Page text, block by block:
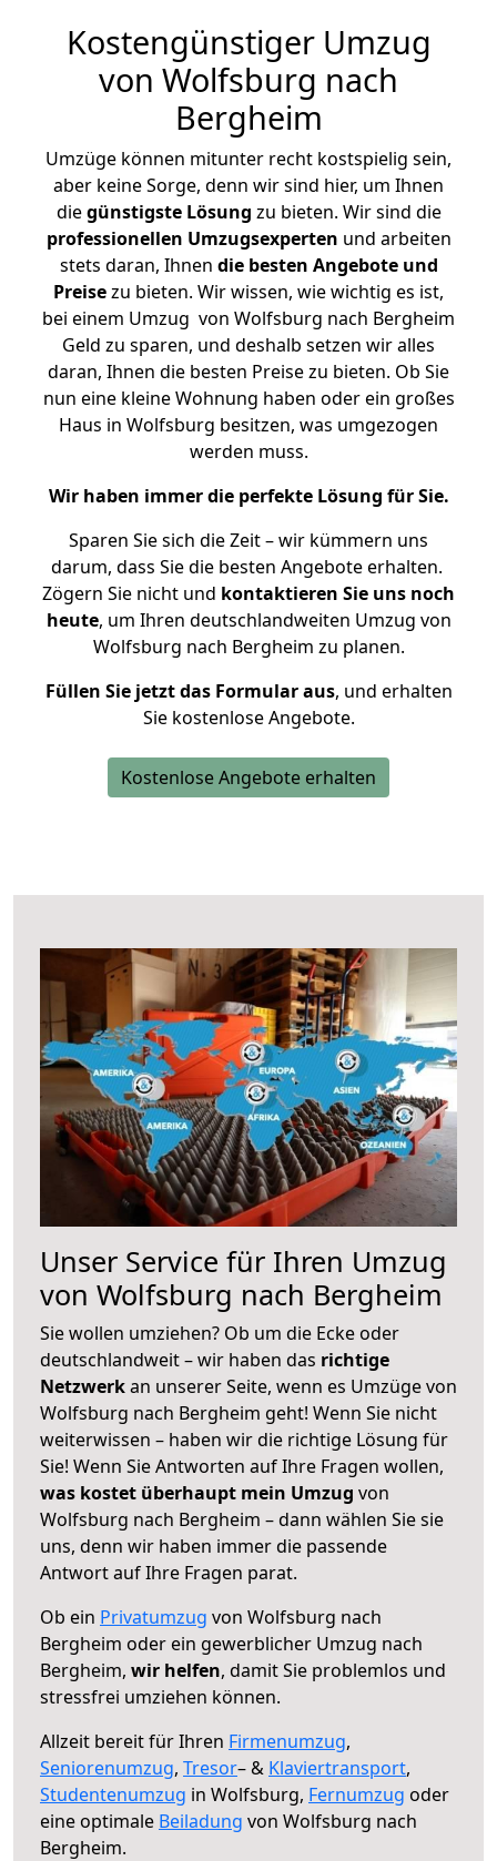
Kostengünstiger Umzug
von Wolfsburg nach
Bergheim
Umzüge können mitunter recht kostspielig sein,
aber keine Sorge, denn wir sind hier, um Ihnen
diegünstigste Lösung zu bieten. Wir sind die
professionellen Umzugsexperten und arbeiten
stets daran, Ihnen die besten Angebote und
Preisezu bieten. Wir wissen, wie wichtig es ist,
bei einem Umzug von Wolfsburg nach Bergheim
Geld zu sparen, und deshalb setzen wir alles
daran, Ihnen die besten Preise zu bieten. Ob Sie
nun eine kleine Wohnung haben oder ein großes
Haus in Wolfsburg besitzen, was umgezogen
werden muss.
Wir haben immer die perfekte Lösung für Sie.
Sparen Sie sich die Zeit – wir kümmern uns
darum, dass Sie die besten Angebote erhalten.
Zögern Sie nicht und kontaktieren Sie uns noch
heute, um Ihren deutschlandweiten Umzug von
Wolfsburg nach Bergheim zu planen.
Füllen Sie jetzt das Formular aus, und erhalten
Sie kostenlose Angebote.
Kostenlose Angebote erhalten
Unser Service für Ihren Umzug
von Wolfsburg nach Bergheim
Sie wollen umziehen? Ob um die Ecke oder
deutschlandweit – wir haben das richtige
Netzwerkan unserer Seite, wenn es Umzüge von
Wolfsburg nach Bergheim geht! Wenn Sie nicht
weiterwissen – haben wir die richtige Lösung für
Sie! Wenn Sie Antworten auf Ihre Fragen wollen,
was kostet überhaupt mein Umzug von
Wolfsburg nach Bergheim – dann wählen Sie sie
uns, denn wir haben immer die passende
Antwort auf Ihre Fragen parat.
Ob ein Privatumzug von Wolfsburg nach
Bergheim oder ein gewerblicher Umzug nach
Bergheim, wir helfen, damit Sie problemlos und
stressfrei umziehen können.
Allzeit bereit für Ihren Firmenumzug,
Seniorenumzug, Tresor– & Klaviertransport,
Studentenumzug in Wolfsburg, Fernumzug oder
eine optimale Beiladung von Wolfsburg nach
Bergheim.